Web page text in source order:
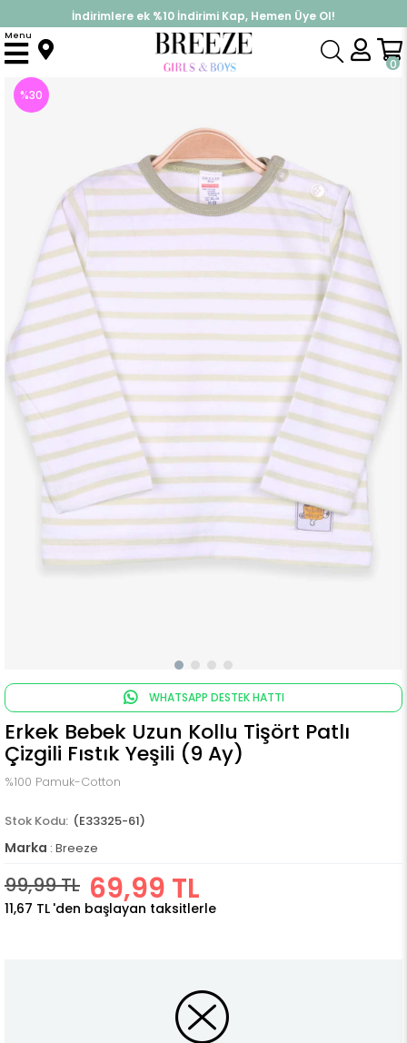
%30 Sepette Yaz İndirimi, Hemen Al!
İndirimlere ek %10 İndirimi Kap, Hemen Üye Ol!
0
Menu
Anasayfa Üst Giyim Uzun Kollu Tişört Erkek Bebek Uzun Kollu Tişört Patlı Çizgili Fıstık Yeşili (9 Ay)
%30
WHATSAPP DESTEK HATTI
Erkek Bebek Uzun Kollu Tişört Patlı
Çizgili Fıstık Yeşili (9 Ay)
%100 Pamuk-Cotton
(E33325-61)
Marka : Breeze
99,99 TL 69,99 TL
11,67 TL 'den başlayan taksitlerle